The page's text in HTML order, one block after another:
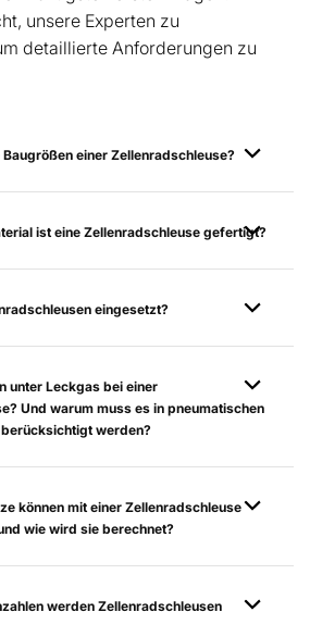
unsere Experten zu
detaillierte Anforderungen zu
einer Zellenradschleuse?
ist eine Zellenradschleuse gefertigt?
eingesetzt?
unter Leckgas bei einer
Und warum muss es in pneumatischen
werden?
können mit einer Zellenradschleuse
wie wird sie berechnet?
werden Zellenradschleusen